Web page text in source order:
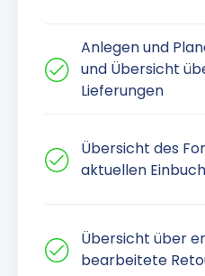
Anlegen und
und Übersicht
Lieferungen
Übersicht des
aktuellen
Übersicht über
bearbeitete